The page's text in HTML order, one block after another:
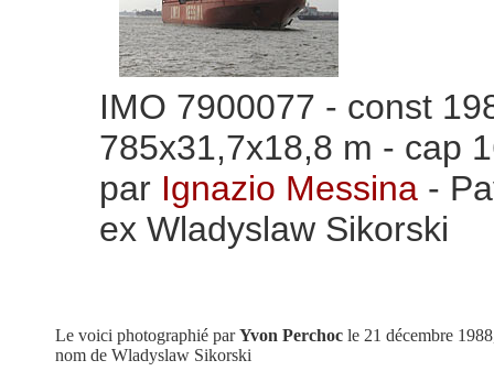
IMO 7900077 - const
785x31,7x18,8 m - cap
par Ignazio Messina -
ex Wladyslaw Sikorski
Le voici photographié parYvon Perchoc le 21 décembre
nom de Wladyslaw Sikorski